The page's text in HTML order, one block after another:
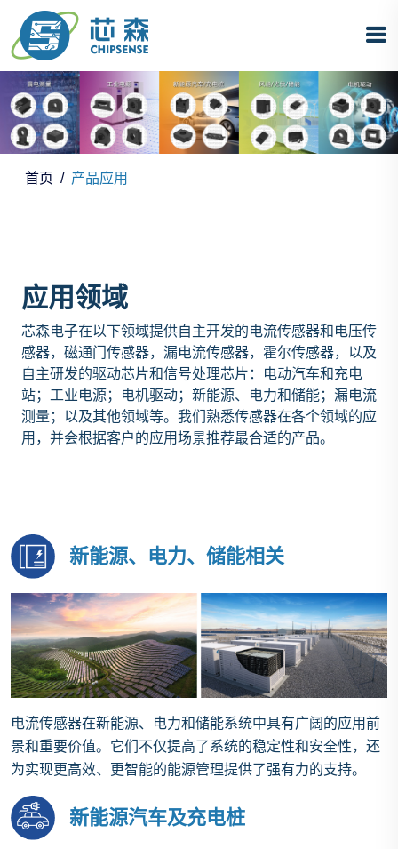
首页 产品应用
应用领域
芯森电子在以下领域提供自主开发的电流传感器和电压传
感器，磁通门传感器，漏电流传感器，霍尔传感器，以及
自主研发的驱动芯片和信号处理芯片：电动汽车和充电
站；工业电源；电机驱动；新能源、电力和储能；漏电流
测量；以及其他领域等。我们熟悉传感器在各个领域的应
用，并会根据客户的应用场景推荐最合适的产品。
新能源、电力、储能相关
‌电流传感器在新能源、电力和储能系统中具有广阔的应用前
景和重要价值。它们不仅提高了系统的稳定性和安全性，还
为实现更高效、更智能的能源管理提供了强有力的支持。
新能源汽车及充电桩